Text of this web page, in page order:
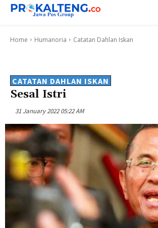
Home Humanoria Catatan Dahlan Iskan
CATATAN DAHLAN ISKAN
Sesal Istri
31 January 2022 05:22 AM